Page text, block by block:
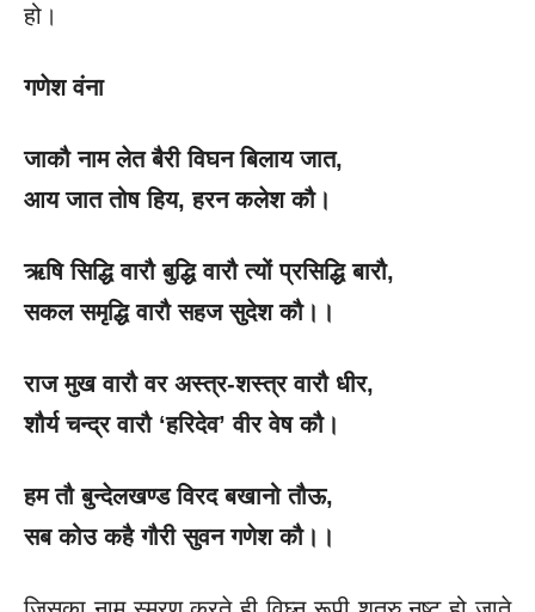
हो।
गणेश वंना
जाकौ नाम लेत बैरी विघन बिलाय जात,
आय जात तोष हिय, हरन कलेश कौ।
ऋषि सिद्धि वारौ बुद्धि वारौ त्यों प्रसिद्धि बारौ,
सकल समृद्धि वारौ सहज सुदेश कौ।।
राज मुख वारौ वर अस्त्र-शस्त्र वारौ धीर,
शौर्य चन्द्र वारौ‘हरिदेव’ वीर वेष कौ।
हम तौ बुन्देलखण्ड विरद बखानो तौऊ,
सब कोउ कहै गौरी सुवन गणेश कौ।।